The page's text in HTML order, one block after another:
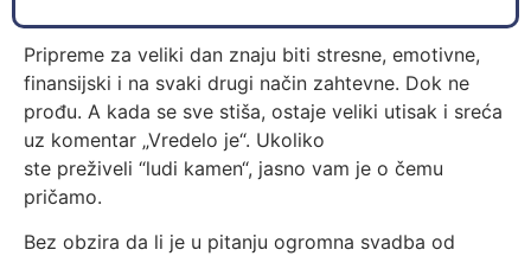
Pripreme za veliki dan znaju biti stresne, emotivne,
finansijski i na svaki drugi način zahtevne. Dok ne
prođu. A kada se sve stiša, ostaje veliki utisak i sreća
uz komentar „Vredelo je“. Ukoliko
ste preživeli “ludi kamen“, jasno vam je o čemu
pričamo.
Bez obzira da li je u pitanju ogromna svadba od